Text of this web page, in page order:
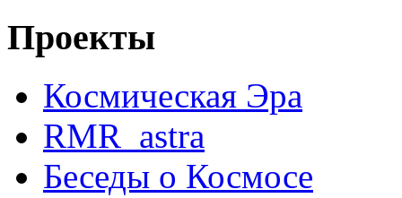
Проекты
Космическая Эра
RMR_astra
Беседы о Космосе